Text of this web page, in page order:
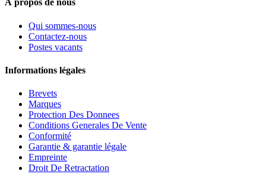
À propos de nous
Qui sommes-nous
Contactez-nous
Postes vacants
Informations légales
Brevets
Marques
Protection Des Donnees
Conditions Generales De Vente
Conformité
Garantie & garantie légale
Empreinte
Droit De Retractation